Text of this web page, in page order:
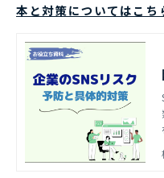
本と対策についてはこち